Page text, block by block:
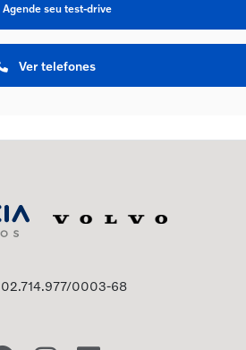
Ver telefones
Agende seu test-drive
02.714.977/0003-68